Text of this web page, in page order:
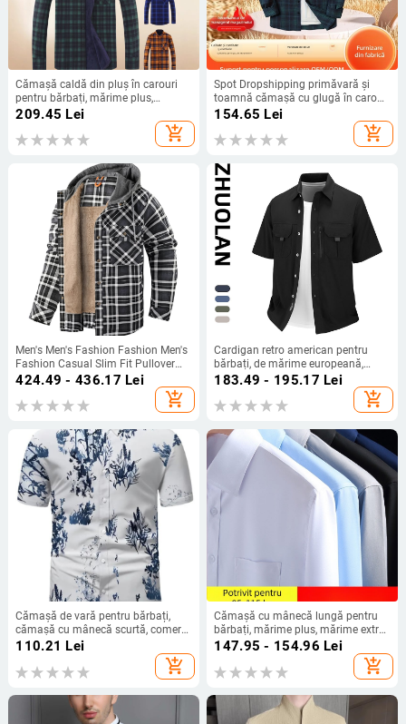
Cămașă caldă din pluș în carouri
pentru bărbați, mărime plus,
cămașă groasă și căptușită cu
209.45 Lei
add_shopping_cart
Spot Dropshipping primăvară și
toamnă cămașă cu glugă în carouri
cămașă lejeră simplă periată
154.65 Lei
add_shopping_cart
Men's Men's Fashion Fashion Men's
Fashion Casual Slim Fit Pullover
Pullover cu mânecă lungă și
căptușeală din fleece, jachetă în
carouri, toamnă și iarnă, de
bumbac
424.49 - 436.17 Lei
add_shopping_cart
Cardigan retro american pentru
bărbați, de mărime europeană,
transfrontalieră, plus mărime mare,
de vară, la modă grasă, pentru
adolescenți
183.49 - 195.17 Lei
add_shopping_cart
Cămașă de vară pentru bărbați,
cămașă cu mânecă scurtă, comerț
exterior, îmbrăcăminte pentru
bărbați, frunze de bambus, casual,
vacanță, albastru marin, respirabil
110.21 Lei
add_shopping_cart
Cămașă cu mânecă lungă pentru
bărbați, mărime plus, mărime extra-
large, supradimensionată, albă,
lejeră, de afaceri, cu mânecă lungă
147.95 - 154.96 Lei
add_shopping_cart